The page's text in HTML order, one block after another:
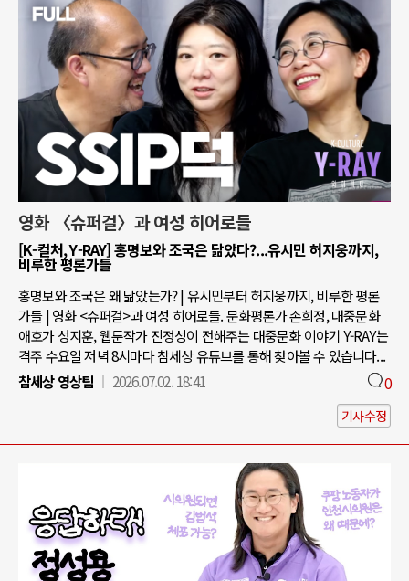
영화 〈슈퍼걸〉과 여성 히어로들
[K-컬처, Y-RAY] 홍명보와 조국은 닮았다?...유시민 허지웅까지,
비루한 평론가들
홍명보와 조국은 왜 닮았는가? | 유시민부터 허지웅까지, 비루한 평론
가들 | 영화 <슈퍼걸>과 여성 히어로들. 문화평론가 손희정, 대중문화
애호가 성지훈, 웹툰작가 진정성이 전해주는 대중문화 이야기 Y-RAY는
격주 수요일 저녁 8시마다 참세상 유튜브를 통해 찾아볼 수 있습니다...
참세상 영상팀
2026.07.02. 18:41 0
기사수정